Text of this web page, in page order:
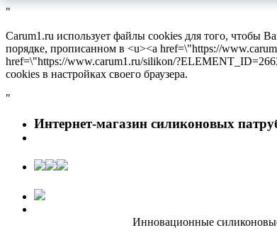
"
Carum1.ru использует файлы cookies для того, чтобы
порядке, прописанном в <u><a href=\"https://
href=\"https://www.carum1.ru/silikon/
cookies в настройках своего браузера.
"
Интернет-магазин силиконовых
Инновационные